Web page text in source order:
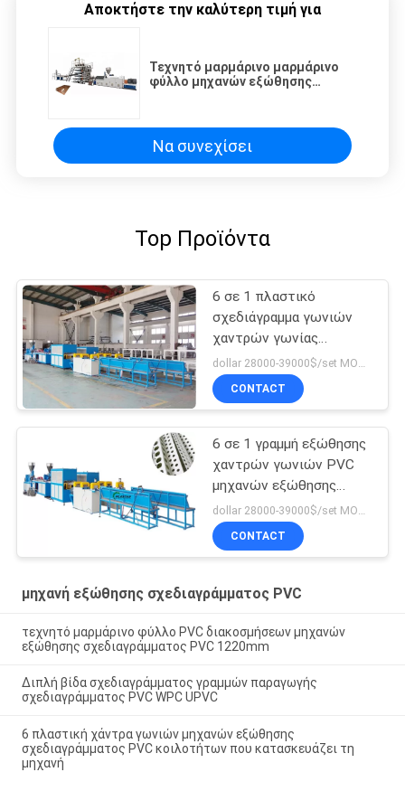
Αποκτήστε την καλύτερη τιμή για
Τεχνητό μαρμάρινο μαρμάρινο
φύλλο μηχανών εξώθησης
Να συνεχίσει
Top Προϊόντα
6 σε 1 πλαστικό
σχεδιάγραμμα γωνιών
χαντρών γωνίας
μηχανών εξώθησης
σχεδιαγράμματος PVC
UPVC
dollar 28000-39000$/set MOQ:1set
CONTACT
6 σε 1 γραμμή εξώθησης
χαντρών γωνιών PVC
μηχανών εξώθησης
σχεδιαγράμματος PVC
με Punching τις τρύπες
CONTACT
μηχανή εξώθησης σχεδιαγράμματος PVC
τεχνητό μαρμάρινο φύλλο PVC διακοσμήσεων μηχανών
εξώθησης σχεδιαγράμματος PVC 1220mm
Διπλή βίδα σχεδιαγράμματος γραμμών παραγωγής
σχεδιαγράμματος PVC WPC UPVC
6 πλαστική χάντρα γωνιών μηχανών εξώθησης
σχεδιαγράμματος PVC κοιλοτήτων που κατασκευάζει τη
μηχανή